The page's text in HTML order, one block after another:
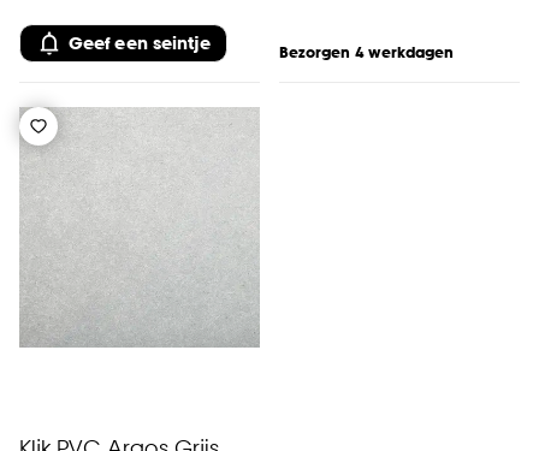
Geef een seintje Bezorgen 4 werkdagen